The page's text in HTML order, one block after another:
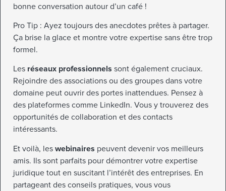
bonne conversation autour d’un café !
Pro Tip : Ayez toujours des anecdotes prêtes à partager.
Ça brise la glace et montre votre expertise sans être trop
formel.
Les réseaux professionnels sont également cruciaux.
Rejoindre des associations ou des groupes dans votre
domaine peut ouvrir des portes inattendues. Pensez à
des plateformes comme LinkedIn. Vous y trouverez des
opportunités de collaboration et des contacts
intéressants.
Et voilà, les webinaires peuvent devenir vos meilleurs
amis. Ils sont parfaits pour démontrer votre expertise
juridique tout en suscitant l’intérêt des entreprises. En
partageant des conseils pratiques, vous vous